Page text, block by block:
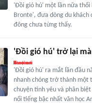
'Đồi gió hú' một lần nữa thổi
Bronte', đưa dòng du khách
đông chưa từng thấy.
'Đồi gió hú' trở lại
'Đồi gió hú' ra mắt lần đầu
nhanh chóng trở thành một
chuyện tình yêu và phân
nổi tiếng bậc nhất văn học